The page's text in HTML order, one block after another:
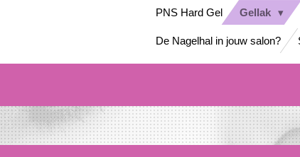
PNS Hard Gel Gellak
De Nagelhal in jouw salon?